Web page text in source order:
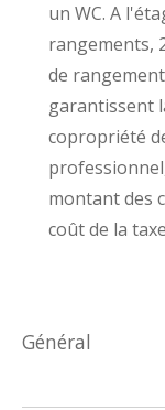
un WC. A
rangements,
de
garantissent
copropriété
montant des
coût de la
général